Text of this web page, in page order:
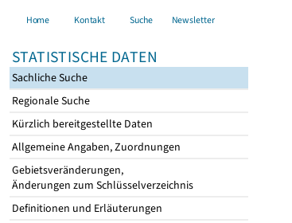
Home Kontakt Suche Newsletter
STATISTISCHE DATEN
Sachliche Suche
Regionale Suche
Kürzlich bereitgestellte Daten
Allgemeine Angaben, Zuordnungen
Gebietsveränderungen,
Änderungen zum Schlüsselverzeichnis
Definitionen und Erläuterungen